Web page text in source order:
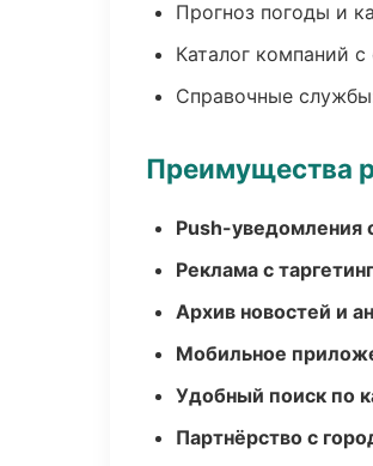
Прогноз погоды и
Каталог компаний
Справочные
Преимущества
Push-уведомления
Реклама с
Архив новостей и
Мобильное
Удобный поиск по
Партнёрство с